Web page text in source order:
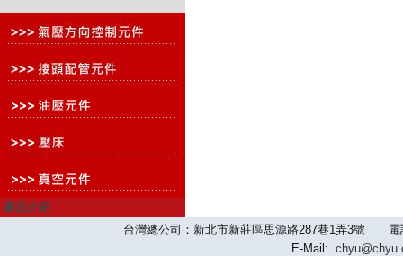
產品介紹
台灣總公司：新北市新莊區思源路287巷1弄3號
E-Mail: